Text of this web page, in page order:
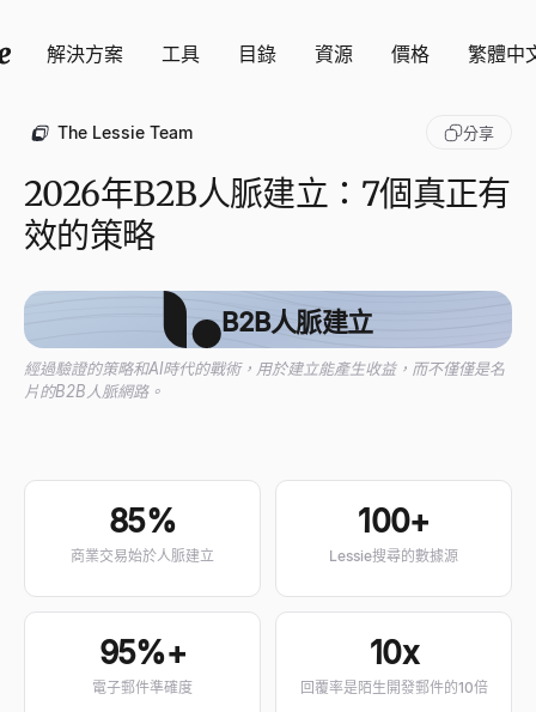
解決方案 工具 目錄 資源 價格 繁體中
The Lessie Team 分享
2026年B2B人脈建立：7個真正有
效的策略
B2B人脈建立
經過驗證的策略和AI時代的戰術，用於建立能產生收益，而不僅僅是名
片的B2B人脈網路。
85%
商業交易始於人脈建立
100+
Lessie搜尋的數據源
95%+
電子郵件準確度
10x
回覆率是陌生開發郵件的10倍